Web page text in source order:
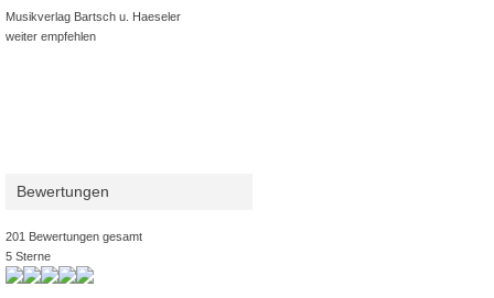
Musikverlag Bartsch u. Haeseler
weiter empfehlen
Bewertungen
201 Bewertungen gesamt
5 Sterne